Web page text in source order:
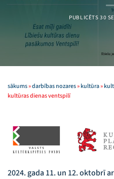
PUBLICĒTS 30
sākums»darbības nozares»kultūra»
kultūras dienas ventspilī
2024. gada 11. un 12. oktobrī